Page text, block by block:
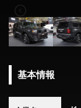
基本情報